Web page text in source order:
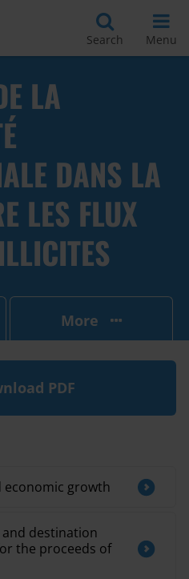
Search Menu
LA
DANS LA
LES FLUX
More
PDF
economic growth
destination
the proceeds of